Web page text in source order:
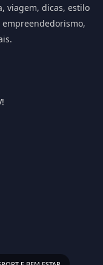
viagem, dicas, estilo